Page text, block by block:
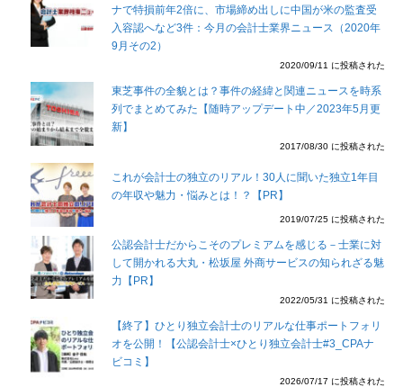
ナで特損前年2倍に、市場締め出しに中国が米の監査受
入容認へなど3件：今月の会計士業界ニュース（2020年
9月その2）
2020/09/11 に投稿された
東芝事件の全貌とは？事件の経緯と関連ニュースを時系
列でまとめてみた【随時アップデート中／2023年5月更
新】
2017/08/30 に投稿された
これが会計士の独立のリアル！30人に聞いた独立1年目
の年収や魅力・悩みとは！？【PR】
2019/07/25 に投稿された
公認会計士だからこそのプレミアムを感じる－士業に対
して開かれる大丸・松坂屋 外商サービスの知られざる魅
力【PR】
2022/05/31 に投稿された
【終了】ひとり独立会計士のリアルな仕事ポートフォリ
オを公開！【公認会計士×ひとり独立会計士#3_CPAナ
ビコミ】
2026/07/17 に投稿された